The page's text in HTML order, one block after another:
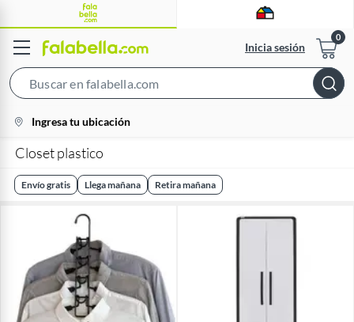
Inicia sesión
Bar
location-
icon
Ingresa tu ubicación
Closet plastico
Envío gratis Llega mañana Retira mañana